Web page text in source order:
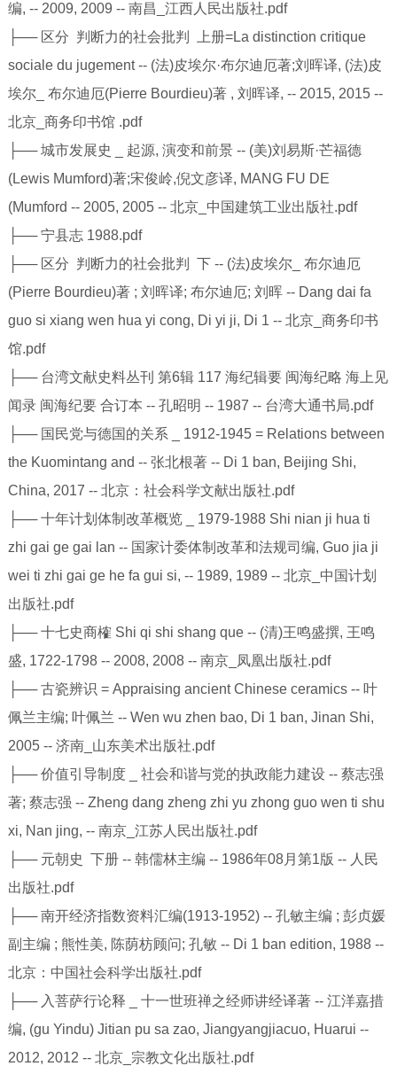
编, -- 2009, 2009 -- 南昌_江西人民出版社.pdf
├── 区分 判断力的社会批判 上册=La distinction critique
sociale du jugement -- (法)皮埃尔·布尔迪厄著;刘晖译, (法)皮
埃尔_ 布尔迪厄(Pierre Bourdieu)著 , 刘晖译, -- 2015, 2015 --
北京_商务印书馆 .pdf
├── 城市发展史 _ 起源, 演变和前景 -- (美)刘易斯·芒福德
(Lewis Mumford)著;宋俊岭,倪文彦译, MANG FU DE
(Mumford -- 2005, 2005 -- 北京_中国建筑工业出版社.pdf
├── 宁县志 1988.pdf
├── 区分 判断力的社会批判 下 -- (法)皮埃尔_ 布尔迪厄
(Pierre Bourdieu)著 ; 刘晖译; 布尔迪厄; 刘晖 -- Dang dai fa
guo si xiang wen hua yi cong, Di yi ji, Di 1 -- 北京_商务印书
馆.pdf
├── 台湾文献史料丛刊 第6辑 117 海纪辑要 闽海纪略 海上见
闻录 闽海纪要 合订本 -- 孔昭明 -- 1987 -- 台湾大通书局.pdf
├── 国民党与德国的关系 _ 1912-1945 = Relations between
the Kuomintang and -- 张北根著 -- Di 1 ban, Beijing Shi,
China, 2017 -- 北京：社会科学文献出版社.pdf
├── 十年计划体制改革概览 _ 1979-1988 Shi nian ji hua ti
zhi gai ge gai lan -- 国家计委体制改革和法规司编, Guo jia ji
wei ti zhi gai ge he fa gui si, -- 1989, 1989 -- 北京_中国计划
出版社.pdf
├── 十七史商榷 Shi qi shi shang que -- (清)王鸣盛撰, 王鸣
盛, 1722-1798 -- 2008, 2008 -- 南京_凤凰出版社.pdf
├── 古瓷辨识 = Appraising ancient Chinese ceramics -- 叶
佩兰主编; 叶佩兰 -- Wen wu zhen bao, Di 1 ban, Jinan Shi,
2005 -- 济南_山东美术出版社.pdf
├── 价值引导制度 _ 社会和谐与党的执政能力建设 -- 蔡志强
著; 蔡志强 -- Zheng dang zheng zhi yu zhong guo wen ti shu
xi, Nan jing, -- 南京_江苏人民出版社.pdf
├── 元朝史 下册 -- 韩儒林主编 -- 1986年08月第1版 -- 人民
出版社.pdf
├── 南开经济指数资料汇编(1913-1952) -- 孔敏主编 ; 彭贞媛
副主编 ; 熊性美, 陈荫枋顾问; 孔敏 -- Di 1 ban edition, 1988 --
北京：中国社会科学出版社.pdf
├── 入菩萨行论释 _ 十一世班禅之经师讲经译著 -- 江洋嘉措
编, (gu Yindu) Jitian pu sa zao, Jiangyangjiacuo, Huarui --
2012, 2012 -- 北京_宗教文化出版社.pdf